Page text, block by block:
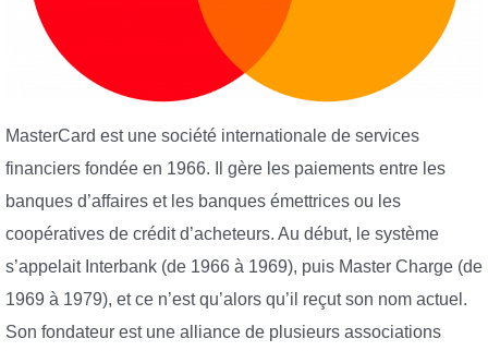
MasterCard est une société internationale de services
financiers fondée en 1966. Il gère les paiements entre les
banques d’affaires et les banques émettrices ou les
coopératives de crédit d’acheteurs. Au début, le système
s’appelait Interbank (de 1966 à 1969), puis Master Charge (de
1969 à 1979), et ce n’est qu’alors qu’il reçut son nom actuel.
Son fondateur est une alliance de plusieurs associations